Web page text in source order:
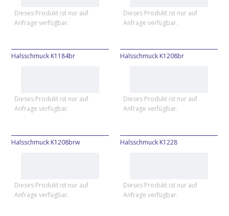
Dieses Produkt ist nur auf
Anfrage verfügbar.
Dieses Produkt ist nur auf
Anfrage verfügbar.
Halsschmuck K1184br
Dieses Produkt ist nur auf
Anfrage verfügbar.
Halsschmuck K1208br
Dieses Produkt ist nur auf
Anfrage verfügbar.
Halsschmuck K1208brw
Dieses Produkt ist nur auf
Anfrage verfügbar.
Halsschmuck K1228
Dieses Produkt ist nur auf
Anfrage verfügbar.